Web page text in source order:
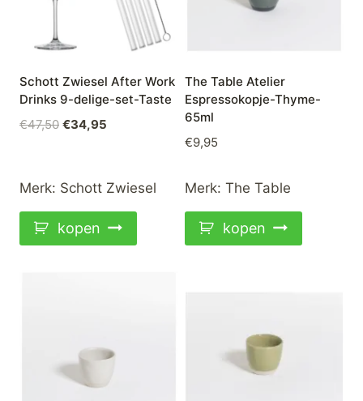
Schott Zwiesel After Work
Drinks 9-delige-set-Taste
€47,50 Oorspronkelijke
€47,50.
€34,95
€34,95.
Merk: Schott Zwiesel
kopen
The Table Atelier
Espressokopje-Thyme-
65ml
€9,95
Merk: The Table
kopen